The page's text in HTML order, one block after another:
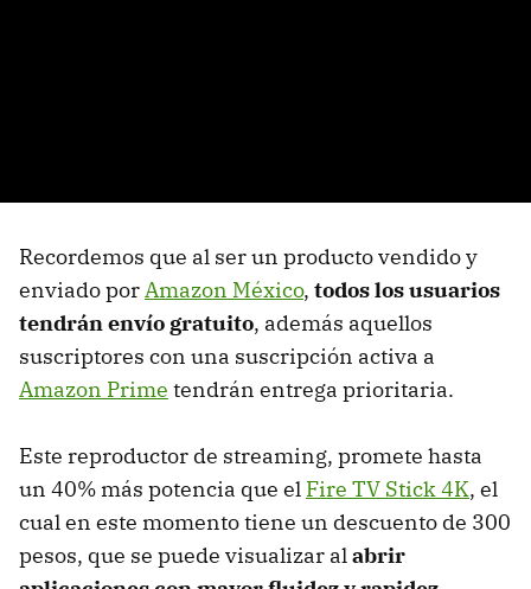
Recordemos que al ser un producto vendido y
enviado porAmazon México, todos los usuarios
tendrán envío gratuito, además aquellos
suscriptores con una suscripción activa a
Amazon Prime tendrán entrega prioritaria.
Este reproductor de streaming, promete hasta
un 40% más potencia que el Fire TV Stick 4K, el
cual en este momento tiene un descuento de 300
pesos, que se puede visualizar alabrir